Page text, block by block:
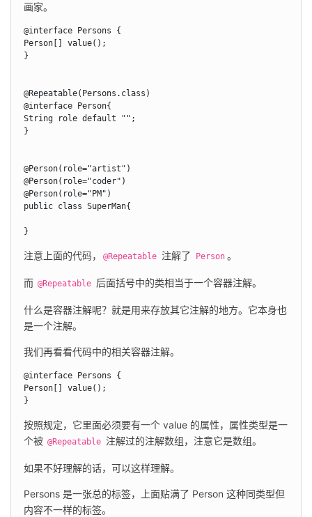
画家。
@interface Persons {
Person[] value();
}
@Repeatable(Persons.class)
@interface Person{
String role default "";
}
@Person(role="artist")
@Person(role="coder")
@Person(role="PM")
public class SuperMan{
}
注意上面的代码， @Repeatable 注解了 Person 。
而 @Repeatable 后面括号中的类相当于一个容器注解。
什么是容器注解呢？就是用来存放其它注解的地方。它本身也
是一个注解。
我们再看看代码中的相关容器注解。
@interface Persons {
Person[] value();
}
按照规定，它里面必须要有一个 value 的属性，属性类型是一
个被 @Repeatable 注解过的注解数组，注意它是数组。
如果不好理解的话，可以这样理解。
Persons 是一张总的标签，上面贴满了 Person 这种同类型但
内容不一样的标签。